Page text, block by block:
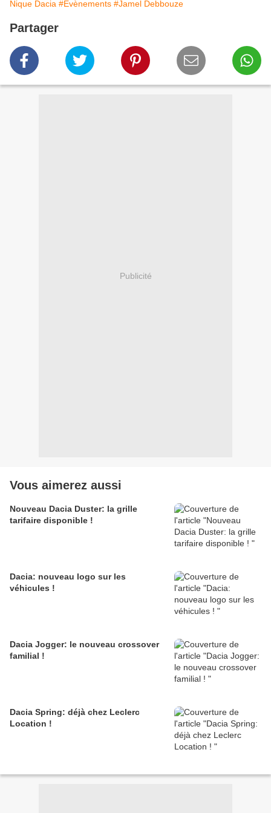
Nique Dacia #Evènements #Jamel Debbouze
Partager
Publicité
Vous aimerez aussi
Nouveau Dacia Duster: la grille
tarifaire disponible !
Dacia: nouveau logo sur les
véhicules !
Dacia Jogger: le nouveau crossover
familial !
Dacia Spring: déjà chez Leclerc
Location !